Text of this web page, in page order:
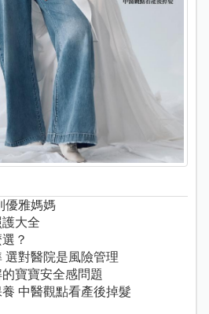
優雅媽媽
大全
？
選對醫院是風險管理
寶寶安全感問題
中醫觀點看產後掉髮